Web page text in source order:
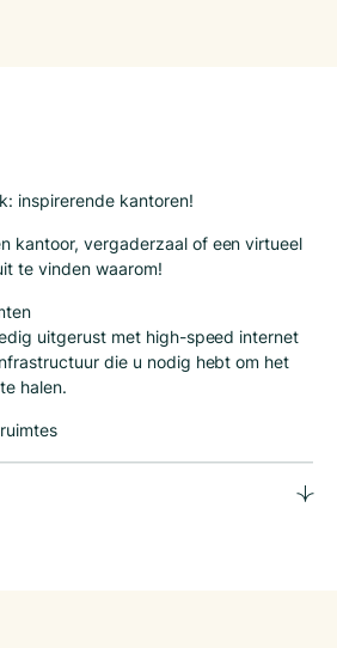
inspirerende kantoren!
kantoor, vergaderzaal of een virtueel
te vinden waarom!
uitgerust met high-speed internet
die u nodig hebt om het
halen.